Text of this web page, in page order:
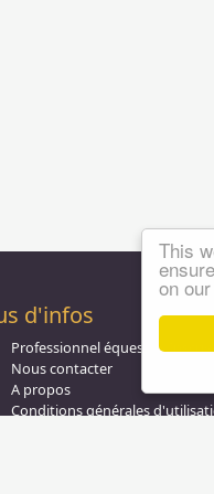
This
on
d'infos
Professionnel équestre,
Nous contacter
A propos
Conditions générales